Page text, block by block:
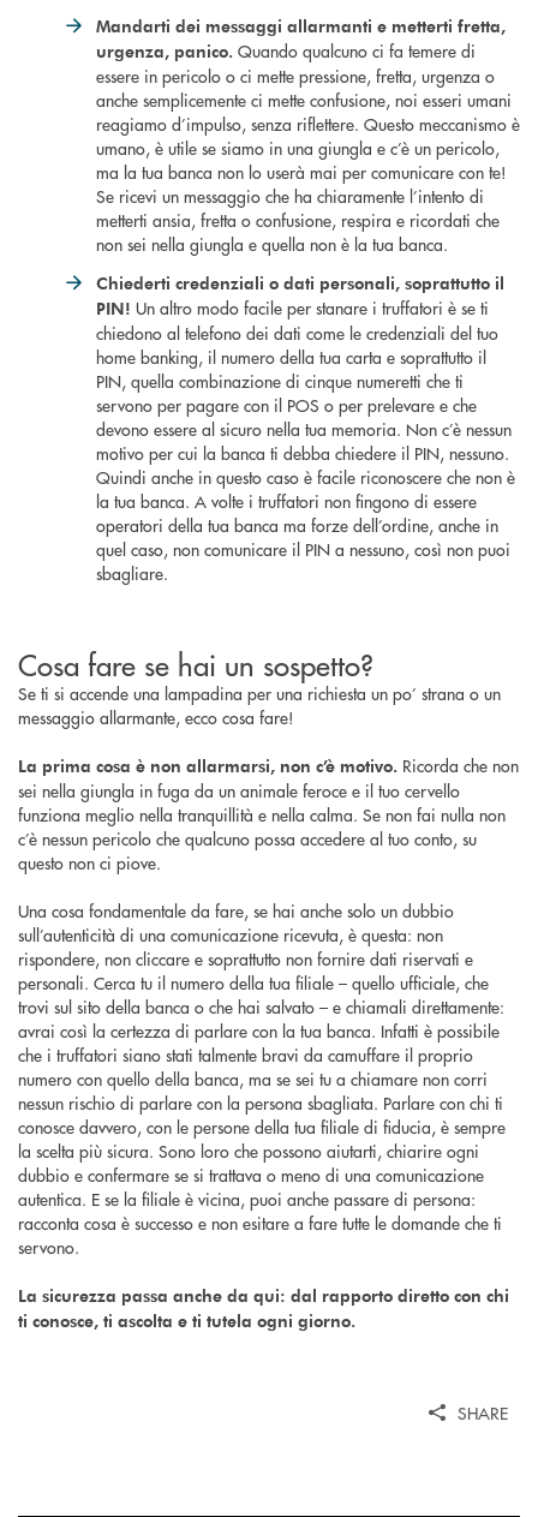
Mandarti dei messaggi allarmanti e metterti fretta,
urgenza, panico. Quando qualcuno ci fa temere di
essere in pericolo o ci mette pressione, fretta, urgenza o
anche semplicemente ci mette confusione, noi esseri umani
reagiamo d’impulso, senza riflettere. Questo meccanismo è
umano, è utile se siamo in una giungla e c’è un pericolo,
ma la tua banca non lo userà mai per comunicare con te!
Se ricevi un messaggio che ha chiaramente l’intento di
metterti ansia, fretta o confusione, respira e ricordati che
non sei nella giungla e quella non è la tua banca.
Chiederti credenziali o dati personali, soprattutto il
PIN! Un altro modo facile per stanare i truffatori è se ti
chiedono al telefono dei dati come le credenziali del tuo
home banking, il numero della tua carta e soprattutto il
PIN, quella combinazione di cinque numeretti che ti
servono per pagare con il POS o per prelevare e che
devono essere al sicuro nella tua memoria. Non c’è nessun
motivo per cui la banca ti debba chiedere il PIN, nessuno.
Quindi anche in questo caso è facile riconoscere che non è
la tua banca. A volte i truffatori non fingono di essere
operatori della tua banca ma forze dell’ordine, anche in
quel caso, non comunicare il PIN a nessuno, così non puoi
sbagliare.
Cosa fare se hai un sospetto?
Se ti si accende una lampadina per una richiesta un po’ strana o un
messaggio allarmante, ecco cosa fare!
La prima cosa è non allarmarsi, non c’è motivo. Ricorda che non
sei nella giungla in fuga da un animale feroce e il tuo cervello
funziona meglio nella tranquillità e nella calma. Se non fai nulla non
c’è nessun pericolo che qualcuno possa accedere al tuo conto, su
questo non ci piove.
Una cosa fondamentale da fare, se hai anche solo un dubbio
sull’autenticità di una comunicazione ricevuta, è questa: non
rispondere, non cliccare e soprattutto non fornire dati riservati e
personali. Cerca tu il numero della tua filiale – quello ufficiale, che
trovi sul sito della banca o che hai salvato – e chiamali direttamente:
avrai così la certezza di parlare con la tua banca. Infatti è possibile
che i truffatori siano stati talmente bravi da camuffare il proprio
numero con quello della banca, ma se sei tu a chiamare non corri
nessun rischio di parlare con la persona sbagliata. Parlare con chi ti
conosce davvero, con le persone della tua filiale di fiducia, è sempre
la scelta più sicura. Sono loro che possono aiutarti, chiarire ogni
dubbio e confermare se si trattava o meno di una comunicazione
autentica. E se la filiale è vicina, puoi anche passare di persona:
racconta cosa è successo e non esitare a fare tutte le domande che ti
servono.
La sicurezza passa anche da qui: dal rapporto diretto con chi
ti conosce, ti ascolta e ti tutela ogni giorno.
SHARE